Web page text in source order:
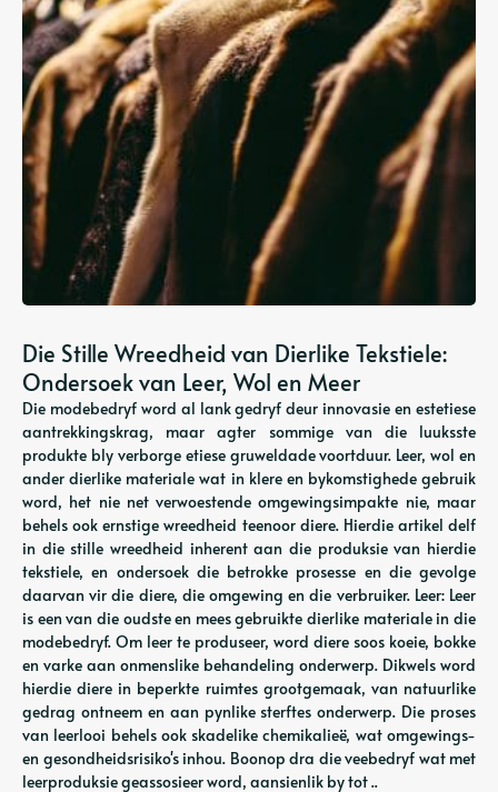
Die Stille Wreedheid van Dierlike Tekstiele:
Ondersoek van Leer, Wol en Meer
Die modebedryf word al lank gedryf deur innovasie en estetiese
aantrekkingskrag, maar agter sommige van die luuksste
produkte bly verborge etiese gruweldade voortduur. Leer, wol en
ander dierlike materiale wat in klere en bykomstighede gebruik
word, het nie net verwoestende omgewingsimpakte nie, maar
behels ook ernstige wreedheid teenoor diere. Hierdie artikel delf
in die stille wreedheid inherent aan die produksie van hierdie
tekstiele, en ondersoek die betrokke prosesse en die gevolge
daarvan vir die diere, die omgewing en die verbruiker. Leer: Leer
is een van die oudste en mees gebruikte dierlike materiale in die
modebedryf. Om leer te produseer, word diere soos koeie, bokke
en varke aan onmenslike behandeling onderwerp. Dikwels word
hierdie diere in beperkte ruimtes grootgemaak, van natuurlike
gedrag ontneem en aan pynlike sterftes onderwerp. Die proses
van leerlooi behels ook skadelike chemikalieë, wat omgewings-
en gesondheidsrisiko's inhou. Boonop dra die veebedryf wat met
leerproduksie geassosieer word, aansienlik by tot ..